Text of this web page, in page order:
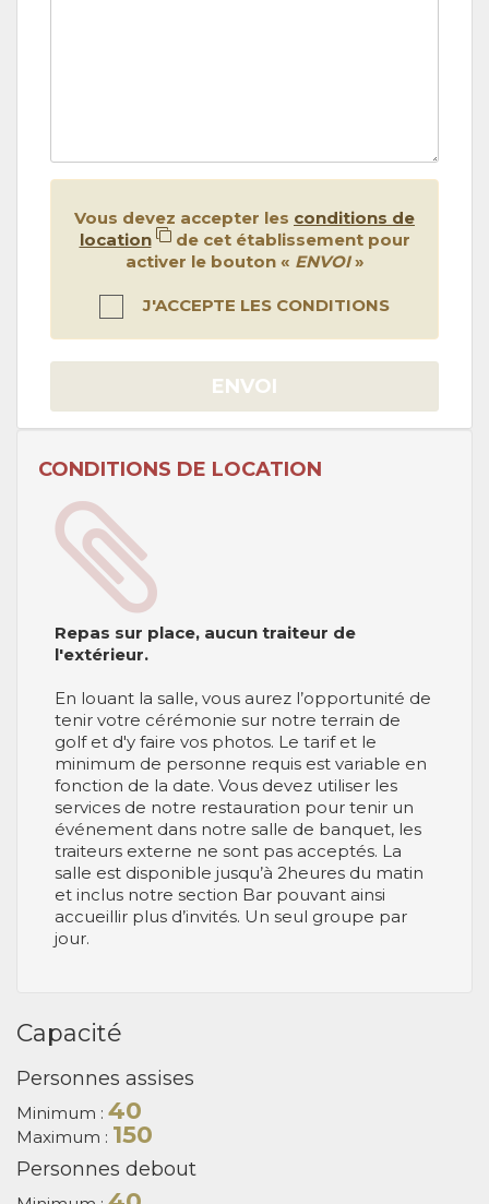
Vous devez accepter les conditions de
location
de cet établissement pour
activer le bouton « ENVOI»
J'ACCEPTE LES CONDITIONS
ENVOI
CONDITIONS DE LOCATION
Repas sur place, aucun traiteur de
l'extérieur.
En louant la salle, vous aurez l’opportunité de
tenir votre cérémonie sur notre terrain de
golf et d'y faire vos photos. Le tarif et le
minimum de personne requis est variable en
fonction de la date. Vous devez utiliser les
services de notre restauration pour tenir un
événement dans notre salle de banquet, les
traiteurs externe ne sont pas acceptés. La
salle est disponible jusqu’à 2heures du matin
et inclus notre section Bar pouvant ainsi
accueillir plus d’invités. Un seul groupe par
jour.
Capacité
Personnes assises
Minimum : 40
Maximum : 150
Personnes debout